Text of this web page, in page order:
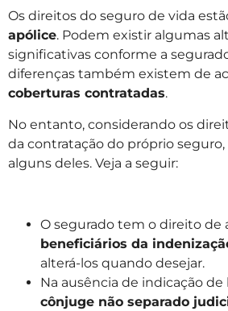
Os direitos do seguro de vida
apólice. Podem existir algumas
significativas conforme a
diferenças também existem de
coberturas contratadas.
No entanto, considerando os
da contratação do próprio
alguns deles. Veja a seguir:
O segurado tem o direito de
beneficiários da
alterá-los quando desejar.
Na ausência de indicação de
cônjuge não separado